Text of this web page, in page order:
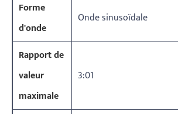
Forme
d'onde
Onde sinusoïdale
Rapport de
valeur
maximale
3:01